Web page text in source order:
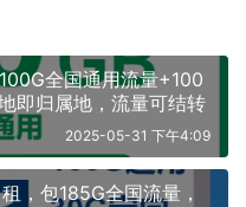
全国通用流量+100
即归属地，流量可结转
2025-05-31 下午4:09
，包185G全国流量，